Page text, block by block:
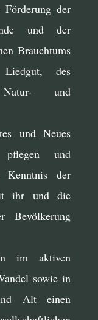
der
und der
Brauchtums
des
Natur- und
und Neues
und
Kenntnis der
ihr und die
im aktiven
sowie in
Alt einen